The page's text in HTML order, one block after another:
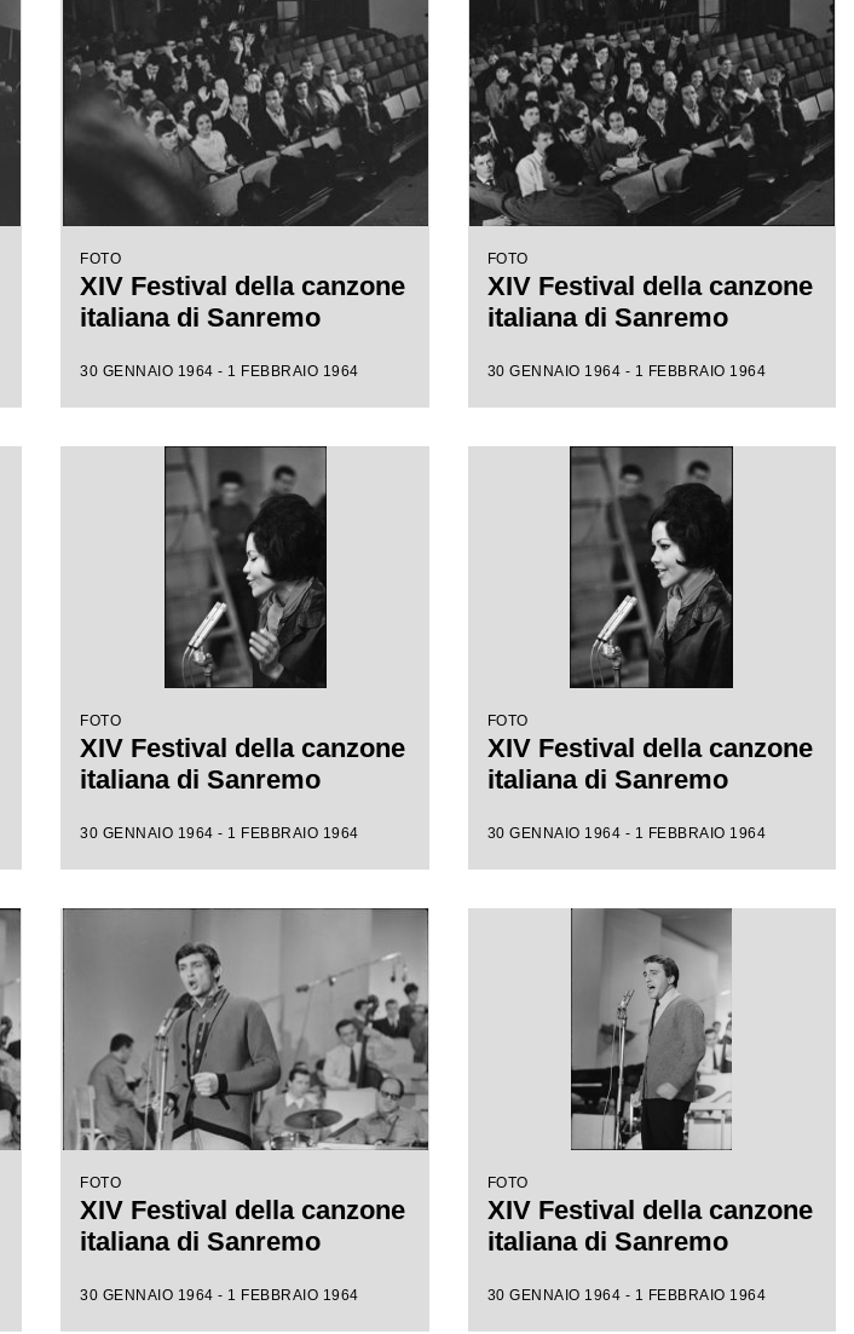
FOTO
XIV Festival della canzone
italiana di Sanremo
30 GENNAIO 1964 - 1 FEBBRAIO 1964
FOTO
XIV Festival della canzone
italiana di Sanremo
30 GENNAIO 1964 - 1 FEBBRAIO 1964
FOTO
XIV Festival della canzone
italiana di Sanremo
30 GENNAIO 1964 - 1 FEBBRAIO 1964
FOTO
XIV Festival della canzone
italiana di Sanremo
30 GENNAIO 1964 - 1 FEBBRAIO 1964
FOTO
XIV Festival della canzone
italiana di Sanremo
30 GENNAIO 1964 - 1 FEBBRAIO 1964
FOTO
XIV Festival della canzone
italiana di Sanremo
30 GENNAIO 1964 - 1 FEBBRAIO 1964